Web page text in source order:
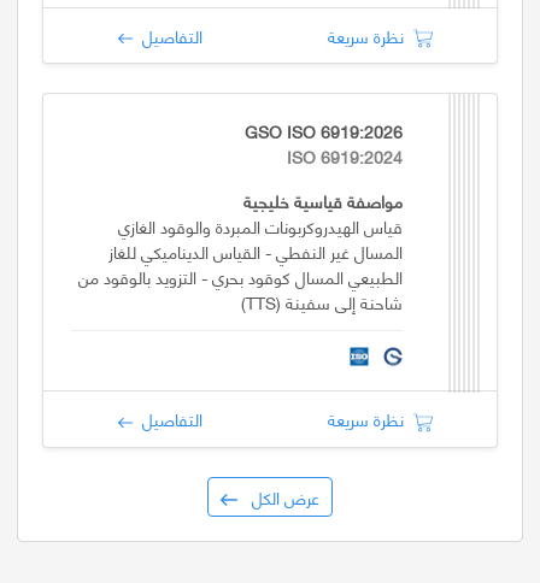
نظرة سريعة التفاصيل
GSO ISO 6919:2026
ISO 6919:2024
مواصفة قياسية خليجية
قياس الهيدروكربونات المبردة والوقود الغازي
المسال غير النفطي - القياس الديناميكي للغاز
الطبيعي المسال كوقود بحري - التزويد بالوقود من
شاحنة إلى سفينة (TTS)
نظرة سريعة التفاصيل
عرض الكل